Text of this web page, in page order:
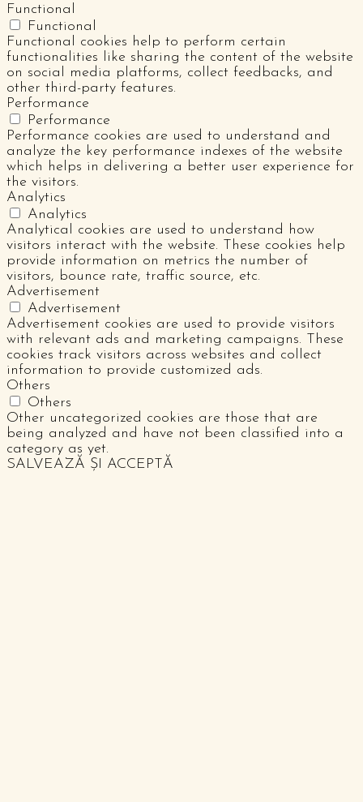
Functional
Functional
Functional cookies help to perform certain
functionalities like sharing the content of the website
on social media platforms, collect feedbacks, and
other third-party features.
Performance
Performance
Performance cookies are used to understand and
analyze the key performance indexes of the website
which helps in delivering a better user experience for
the visitors.
Analytics
Analytics
Analytical cookies are used to understand how
visitors interact with the website. These cookies help
provide information on metrics the number of
visitors, bounce rate, traffic source, etc.
Advertisement
Advertisement
Advertisement cookies are used to provide visitors
with relevant ads and marketing campaigns. These
cookies track visitors across websites and collect
information to provide customized ads.
Others
Others
Other uncategorized cookies are those that are
being analyzed and have not been classified into a
category as yet.
SALVEAZĂ ȘI ACCEPTĂ